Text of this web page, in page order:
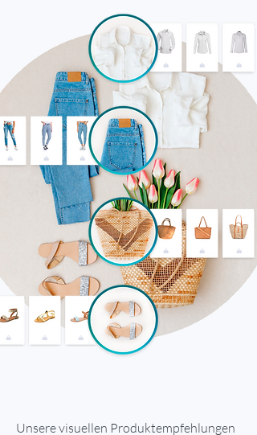
Unsere visuellen Produktempfehlungen